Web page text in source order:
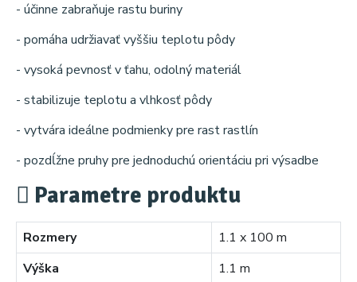
- účinne zabraňuje rastu buriny
- pomáha udržiavať vyššiu teplotu pôdy
- vysoká pevnosť v ťahu, odolný materiál
- stabilizuje teplotu a vlhkosť pôdy
- vytvára ideálne podmienky pre rast rastlín
- pozdĺžne pruhy pre jednoduchú orientáciu pri výsadbe
Parametre produktu
Rozmery
1.1 x 100 m
Výška
1.1 m